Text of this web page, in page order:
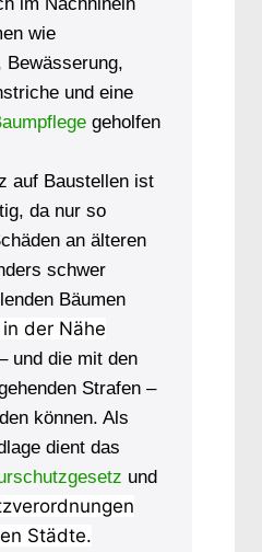
im Nachhinein
wie
Bewässerung,
und eine
geholfen
auf Baustellen ist
da nur so
an älteren
schwer
Bäumen
der Nähe
und die mit den
Strafen –
können. Als
dient das
und
Städte.